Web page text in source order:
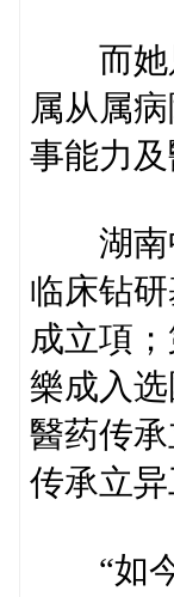
而她只
属从属
事能力
湖南中
临床钻
成立項
樂成入
醫药传
传承立异
“如今